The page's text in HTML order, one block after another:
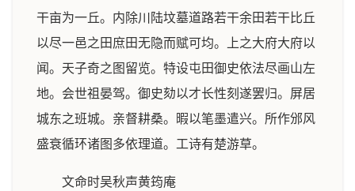
干亩为一丘。内除川陆坟墓道路若干余田若干比丘
以尽一邑之田庶田无隐而赋可均。上之大府大府以
闻。天子奇之图留览。特设屯田御史依法尽画山左
地。会世祖晏驾。御史劾以才长性刻遂罢归。屏居
城东之班城。亲督耕桑。暇以笔墨遣兴。所作邠风
盛衰循环诸图多依理道。工诗有楚游草。
文命时吴秋声黄筠庵